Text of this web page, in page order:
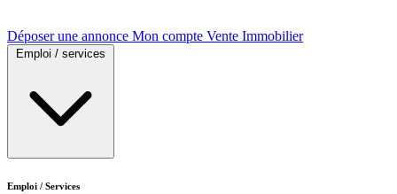
Déposer une annonce Mon compte Vente Immobilier
Emploi / services
Emploi / Services